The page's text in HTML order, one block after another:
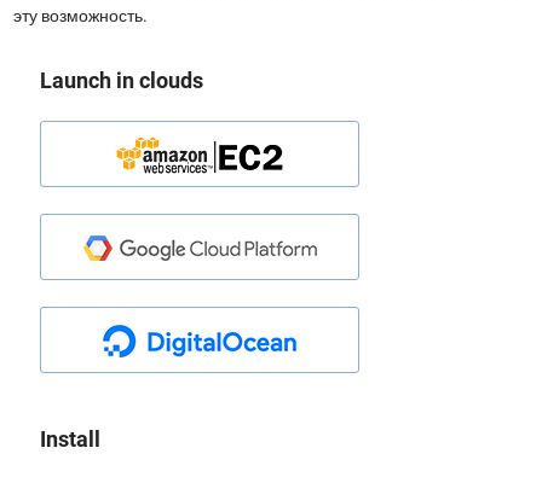
эту возможность.
Launch in clouds
Install